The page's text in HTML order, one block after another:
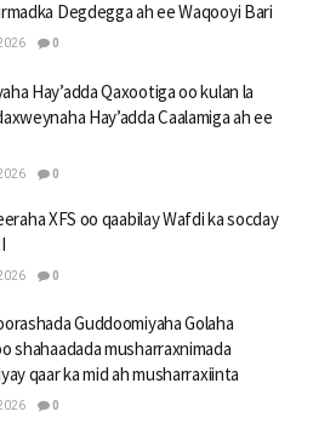
Degdegga ah ee Waqooyi Bari
0
Hay’adda Qaxootiga oo kulan la
Hay’adda Caalamiga ah ee
0
XFS oo qaabilay Wafdi ka socday
0
Guddoomiyaha Golaha
shahaadada musharraxnimada
qaar ka mid ah musharraxiinta
0